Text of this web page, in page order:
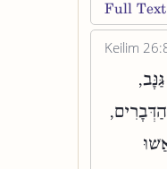
Full Text
Keilim